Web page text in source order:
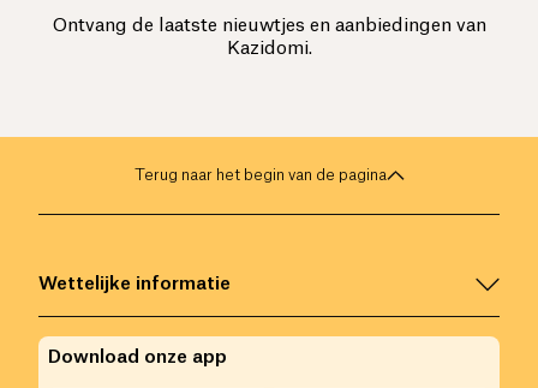
Ontvang de laatste nieuwtjes en aanbiedingen van
Kazidomi.
Terug naar het begin van de pagina
Wettelijke informatie
Download onze app